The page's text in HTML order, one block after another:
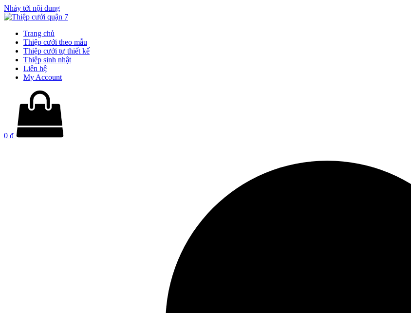
Nhảy tới nội dung
Trang chủ
Thiệp cưới theo mẫu
Thiệp cưới tự thiết kế
Thiệp sinh nhật
Liên hệ
My Account
0 ₫